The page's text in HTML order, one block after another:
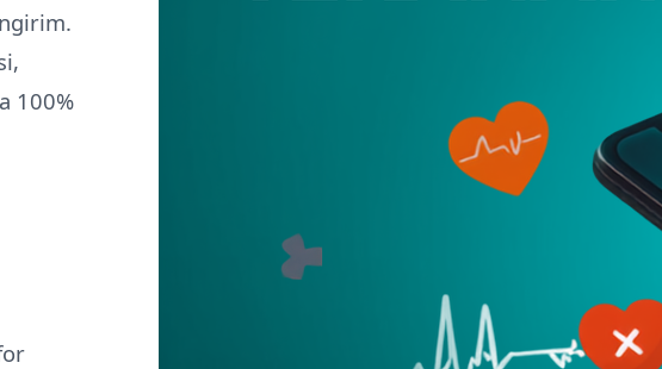
100%